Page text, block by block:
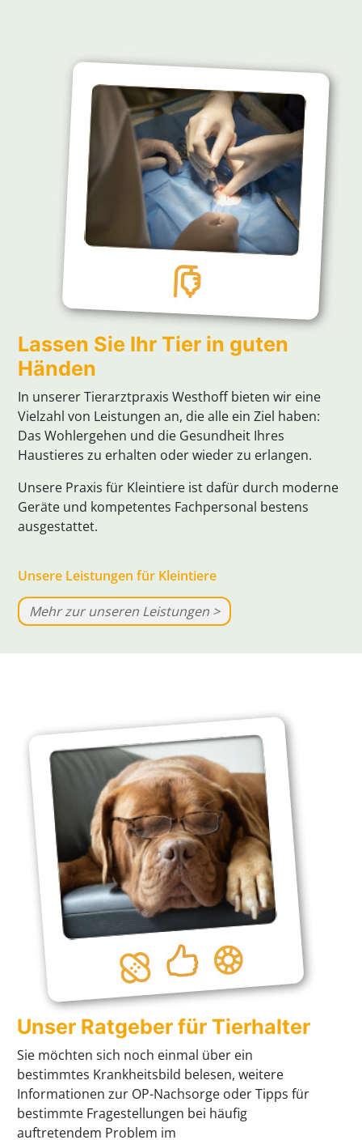
Lassen Sie Ihr Tier in guten
Händen
In unserer Tierarztpraxis Westhoff bieten wir eine
Vielzahl von Leistungen an, die alle ein Ziel haben:
Das Wohlergehen und die Gesundheit Ihres
Haustieres zu erhalten oder wieder zu erlangen.
Unsere Praxis für Kleintiere ist dafür durch moderne
Geräte und kompetentes Fachpersonal bestens
ausgestattet.
Unsere Leistungen für Kleintiere
Mehr zur unseren Leistungen >
Unser Ratgeber für Tierhalter
Sie möchten sich noch einmal über ein
bestimmtes Krankheitsbild belesen, weitere
Informationen zur OP-Nachsorge oder Tipps für
bestimmte Fragestellungen bei häufig
auftretendem Problem im